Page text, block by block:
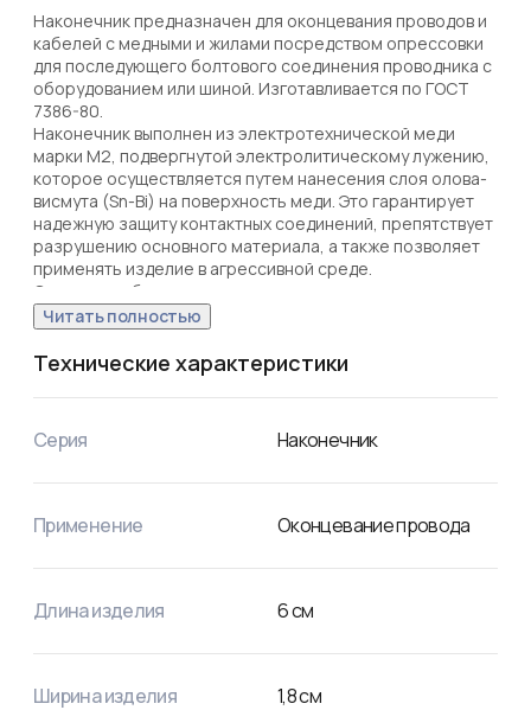
Наконечник предназначен для оконцевания проводов и
кабелей с медными и жилами посредством опрессовки
для последующего болтового соединения проводника с
оборудованием или шиной. Изготавливается по ГОСТ
7386-80.
Наконечник выполнен из электротехнической меди
марки М2, подвергнутой электролитическому лужению,
которое осуществляется путем нанесения слоя олова-
висмута (Sn-Bi) на поверхность меди. Это гарантирует
надежную защиту контактных соединений, препятствует
разрушению основного материала, а также позволяет
применять изделие в агрессивной среде.
Структура обозначения:
Т — Труба — полуфабрикат, из которого изготовлен
наконечник;
М — Медь — материал, из которого изготовлен
Л — Луженый — покрытие;
8 — диаметр контактного стержня, мм;
Читать полностью
Технические характеристики
Серия Наконечник
Применение Оконцевание провода
Длина изделия 6см
Ширина изделия 1,8см